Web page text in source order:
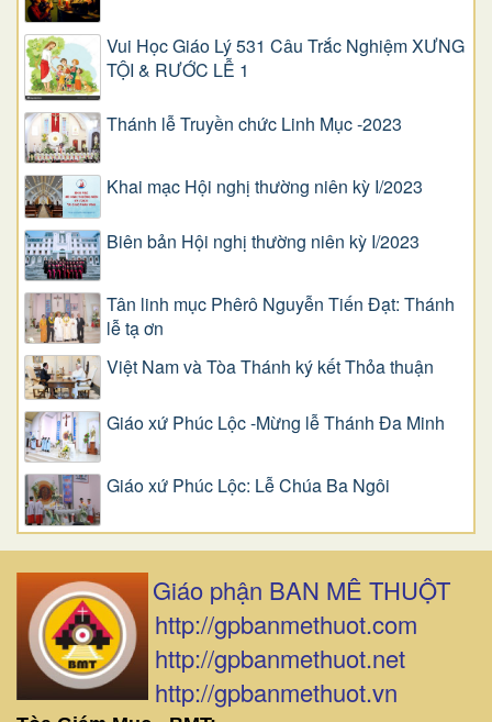
Vui Học Giáo Lý 531 Câu Trắc Nghiệm XƯNG
TỘI & RƯỚC LỄ 1
Thánh lễ Truyền chức Linh Mục -2023
Khai mạc Hội nghị thường niên kỳ I/2023
Biên bản Hội nghị thường niên kỳ I/2023
Tân linh mục Phêrô Nguyễn Tiến Đạt: Thánh
lễ tạ ơn
Việt Nam và Tòa Thánh ký kết Thỏa thuận
Giáo xứ Phúc Lộc -Mừng lễ Thánh Đa Minh
Giáo xứ Phúc Lộc: Lễ Chúa Ba Ngôi
Giáo phận BAN MÊ THUỘT
http://gpbanmethuot.com
http://gpbanmethuot.net
http://gpbanmethuot.vn